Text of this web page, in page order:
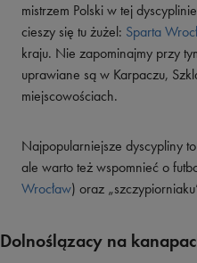
mistrzem Polski w tej
cieszy się tu żużel: Sparta
kraju. Nie zapominajmy przy
uprawiane są w Karpaczu,
miejscowościach.
Najpopularniejsze dyscypliny
ale warto też wspomnieć o
Wrocław) oraz
Dolnoślązacy na